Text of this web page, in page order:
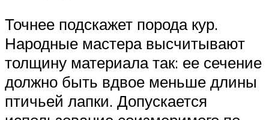
Точнее подскажет порода кур.
Народные мастера высчитывают
толщину материала так: ее сечение
должно быть вдвое меньше длины
птичьей лапки. Допускается